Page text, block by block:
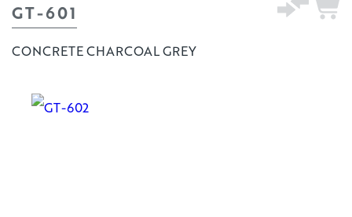
GT-601
CONCRETE CHARCOAL GREY